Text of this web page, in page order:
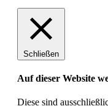
Schließen
Auf dieser Website
Diese sind